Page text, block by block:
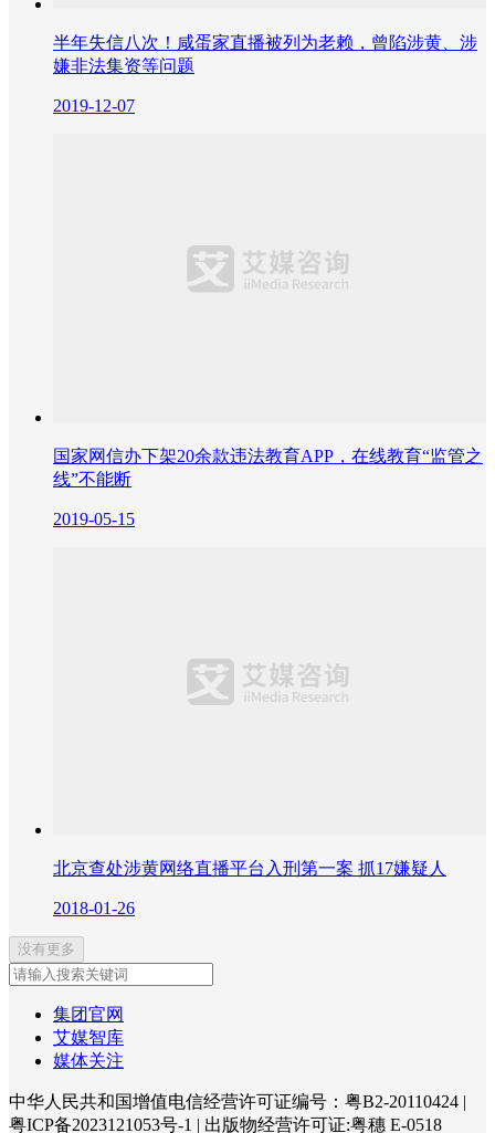
半年失信八次！咸蛋家直播被列为老赖，曾陷涉黄、涉
嫌非法集资等问题
2019-12-07
国家网信办下架20余款违法教育APP，在线教育“监管之
线”不能断
2019-05-15
北京查处涉黄网络直播平台入刑第一案 抓17嫌疑人
2018-01-26
没有更多
集团官网
艾媒智库
媒体关注
中华人民共和国增值电信经营许可证编号：粤B2-20110424 |
粤ICP备2023121053号-1 | 出版物经营许可证:粤穗 E-0518